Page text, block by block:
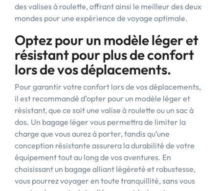
des valises à roulette, offrant ainsi le meilleur des deux
mondes pour une expérience de voyage optimale.
Optez pour un modèle léger et
résistant pour plus de confort
lors de vos déplacements.
Pour garantir votre confort lors de vos déplacements,
il est recommandé d’opter pour un modèle léger et
résistant, que ce soit une valise à roulette ou un sac à
dos. Un bagage léger vous permettra de limiter la
charge que vous aurez à porter, tandis qu’une
conception résistante assurera la durabilité de votre
équipement tout au long de vos aventures. En
choisissant un bagage alliant légèreté et robustesse,
vous pourrez voyager en toute tranquillité, sans vous